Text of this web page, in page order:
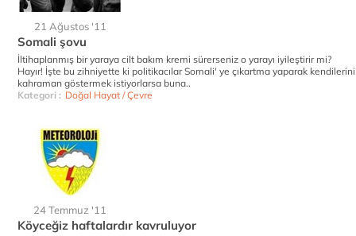
21 Ağustos '11
Somali şovu
İltihaplanmış bir yaraya cilt bakım kremi sürerseniz o yarayı iyileştirir mi?
Hayır! İşte bu zihniyette ki politikacılar Somali' ye çıkartma yaparak kendilerini
kahraman göstermek istiyorlarsa buna..
Kategori : Doğal Hayat / Çevre
24 Temmuz '11
Köyceğiz haftalardır kavruluyor